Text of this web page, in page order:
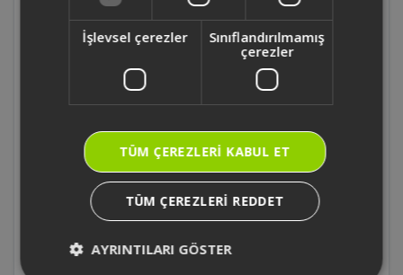
FL493 - Felix Pegno Cyclone Filtreli Süpürge
Makinesi Cihazın voltajı neden kontrol
AR4133 - Arzum Olımpıa Speed Cyclonıc
SüpürgeToz haznesi nasıl boşaltılır?
AR4133 - Arzum Olımpıa Speed Cyclonıc
Süpürge Yatay park yuvası ne işe yarar?
İşlevsel çerezler
Sınıflandırılmamış
çerezler
TÜM ÇEREZLERI KABUL ET
TÜM ÇEREZLERI REDDET
AYRINTILARI GÖSTER